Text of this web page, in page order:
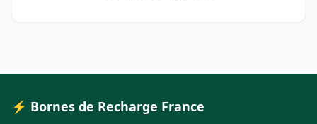
⚡ Bornes de Recharge France